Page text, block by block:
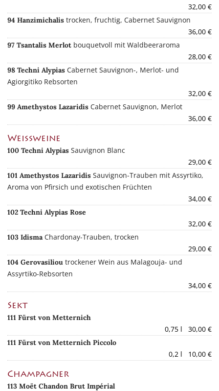
32,00 €
94 Hanzimichalis trocken, fruchtig, Cabernet Sauvignon
36,00 €
97 Tsantalis Merlot bouquetvoll mit Waldbeeraroma
28,00 €
98 Techni Alypias Cabernet Sauvignon-, Merlot- und
Agiorgitiko Rebsorten
32,00 €
99 Amethystos Lazaridis Cabernet Sauvignon, Merlot
36,00 €
Weißweine
100 Techni Alypias Sauvignon Blanc
29,00 €
101 Amethystos Lazaridis Sauvignon-Trauben mit Assyrtiko,
Aroma von Pfirsich und exotischen Früchten
34,00 €
102 Techni Alypias Rose
32,00 €
103 Idisma Chardonay-Trauben, trocken
29,00 €
104 Gerovasiliou trockener Wein aus Malagouja- und
Assyrtiko-Rebsorten
34,00 €
Sekt
111 Fürst von Metternich
0,75 l 30,00 €
111 Fürst von Metternich Piccolo
0,2 l 10,00 €
Champagner
113 Moët Chandon Brut Impérial